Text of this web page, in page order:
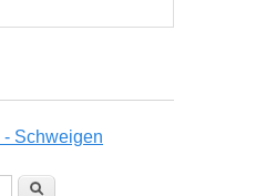
Suche